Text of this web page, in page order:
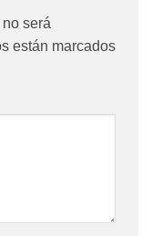
será
están marcados